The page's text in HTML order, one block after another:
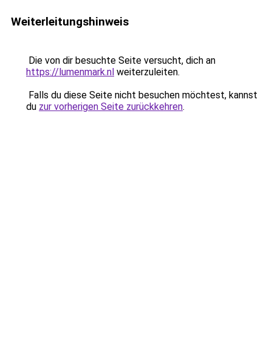
Weiterleitungshinweis
Die von dir besuchte Seite versucht, dich an
https://lumenmark.nl weiterzuleiten.
Falls du diese Seite nicht besuchen möchtest, kannst
du zur vorherigen Seite zurückkehren.